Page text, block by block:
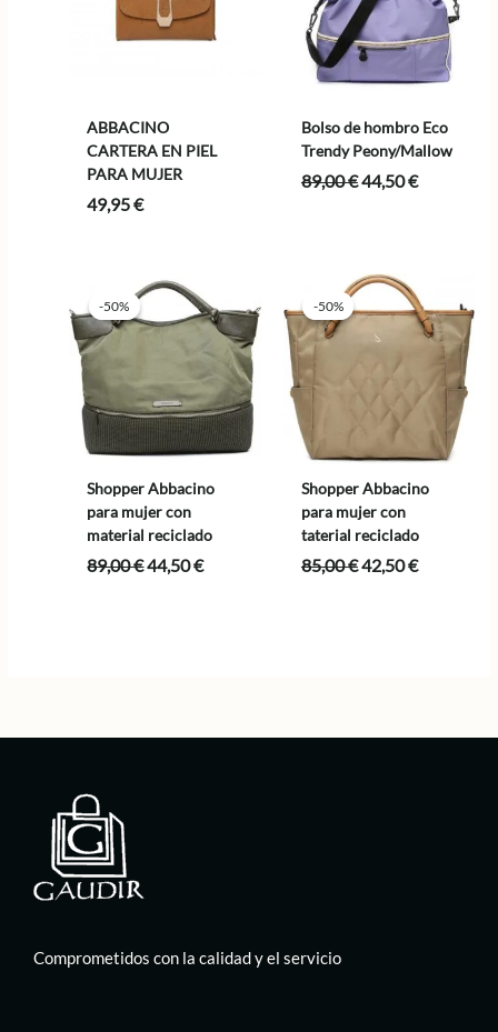
ABBACINO
CARTERA EN PIEL
PARA MUJER
49,95€
Bolso de hombro Eco
Trendy Peony/Mallow
89,00€El
44,50€El
-50%
-50%
Shopper Abbacino
para mujer con
material reciclado
89,00€El
44,50€El
-50%
-50%
Shopper Abbacino
para mujer con
taterial reciclado
85,00€El
42,50€El
Comprometidos con la calidad y el servicio